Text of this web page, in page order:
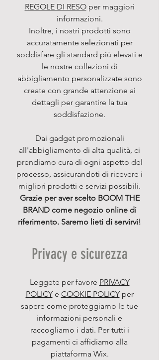
REGOLE DI RESOper maggiori
informazioni.
Inoltre, i nostri prodotti sono
accuratamente selezionati per
soddisfare gli standard più elevati e
le nostre collezioni di
abbigliamento personalizzate sono
create con grande attenzione ai
dettagli per garantire la tua
soddisfazione.
Dai gadget promozionali
all'abbigliamento di alta qualità, ci
prendiamo cura di ogni aspetto del
processo, assicurandoti di ricevere i
migliori prodotti e servizi possibili.
Grazie per aver scelto BOOM THE
BRAND come negozio online di
riferimento. Saremo lieti di servirvi!
Privacy e sicurezza
Leggete per favore PRIVACY
POLICYe COOKIE POLICYper
sapere come proteggiamo le tue
informazioni personali e
raccogliamo i dati. Per tutti i
pagamenti ci affidiamo alla
piattaforma Wix.